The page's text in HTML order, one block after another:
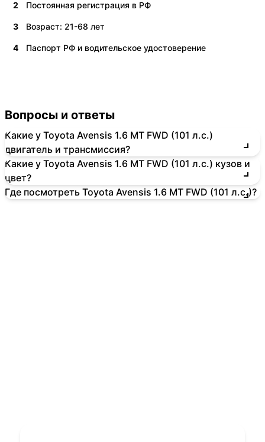
2 Постоянная регистрация в РФ
3 Возраст: 21-68 лет
4 Паспорт РФ и водительское удостоверение
Вопросы и ответы
Какие у Toyota Avensis 1.6 MT FWD (101 л.с.)
двигатель и трансмиссия?
Какие у Toyota Avensis 1.6 MT FWD (101 л.с.) кузов и
цвет?
Где посмотреть Toyota Avensis 1.6 MT FWD (101 л.с.)?